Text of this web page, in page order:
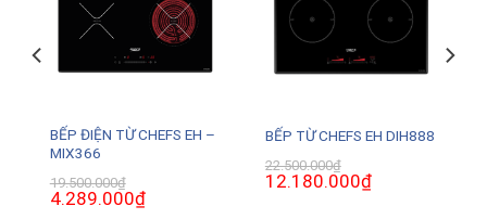
BẾP ĐIỆN TỪ CHEFS EH –
MIX366
19.500.000₫
Giá
gốc
4.289.000₫Giá
hiện
BẾP TỪ CHEFS EH DIH888
22.500.000₫
Giá
gốc
12.180.000₫Giá
hiện